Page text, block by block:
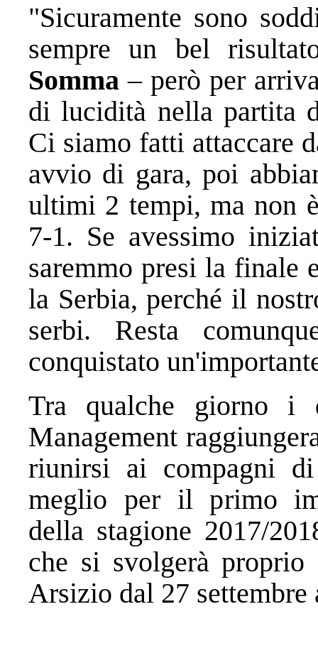
"Sicuramente sono
sempre un bel
Somma – però per
di lucidità nella partita
Ci siamo fatti attaccare
avvio di gara, poi
ultimi 2 tempi, ma non
7-1. Se avessimo
saremmo presi la finale
la Serbia, perché il
serbi. Resta
conquistato
Tra qualche giorno i
Management
riunirsi ai compagni
meglio per il primo
della stagione 2017/
che si svolgerà
Arsizio dal 27 settembre